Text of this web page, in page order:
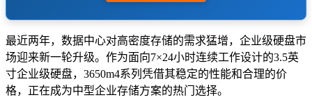
最近两年，数据中心对高密度存储的需求猛增，企业级硬盘市
场迎来新一轮升级。作为面向7×24小时连续工作设计的3.5英
寸企业级硬盘，3650m4系列凭借其稳定的性能和合理的价
格，正在成为中型企业存储方案的热门选择。